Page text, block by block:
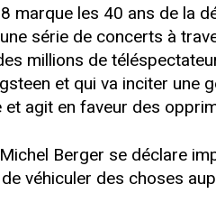
marque les 40 ans de la
série de concerts à
millions de
et qui va inciter une
et agit en faveur des
Berger se déclare
véhiculer des choses